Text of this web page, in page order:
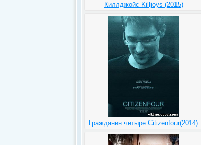
Киллджойс Killjoys (2015)
Гражданин четыре Citizenfour(2014)